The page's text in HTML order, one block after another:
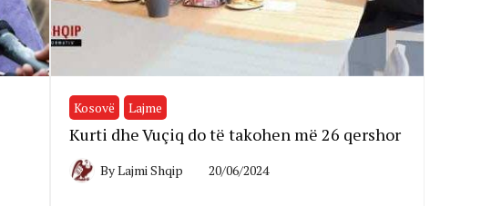
Kosovë Lajme
Kurti dhe Vuçiq do të takohen më 26 qershor
ByLajmi Shqip 20/06/2024